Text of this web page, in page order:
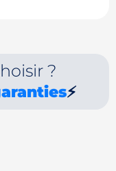
?
⚡